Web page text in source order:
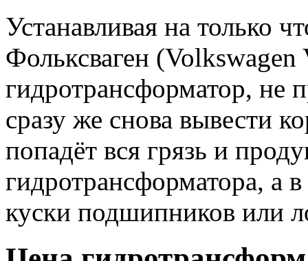
Устанавливая на только
Фольксваген
гидротрансформатор, не
сразу же снова вывести
попадёт вся грязь и
гидротрансформатора, а
куски подшипников или